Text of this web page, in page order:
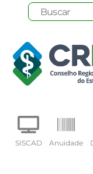
content
SISCAD Anuidade